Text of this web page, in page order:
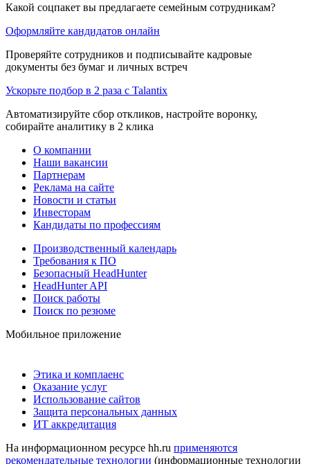
Какой соцпакет вы предлагаете семейным сотрудникам?
Оформляйте кандидатов онлайн
Проверяйте сотрудников и подписывайте кадровые
документы без бумаг и личных встреч
Ускорьте подбор в 2 раза с Talantix
Автоматизируйте сбор откликов, настройте воронку,
собирайте аналитику в 2 клика
О компании
Наши вакансии
Партнерам
Реклама на сайте
Новости и статьи
Инвесторам
Кандидаты по профессиям
Производственный календарь
Требования к ПО
Безопасный HeadHunter
HeadHunter API
Поиск работы
Поиск по резюме
Мобильное приложение
Этика и комплаенс
Оказание услуг
Использование сайтов
Защита персональных данных
ИТ аккредитация
На информационном ресурсе hh.ru применяются
рекомендательные технологии (информационные технологии